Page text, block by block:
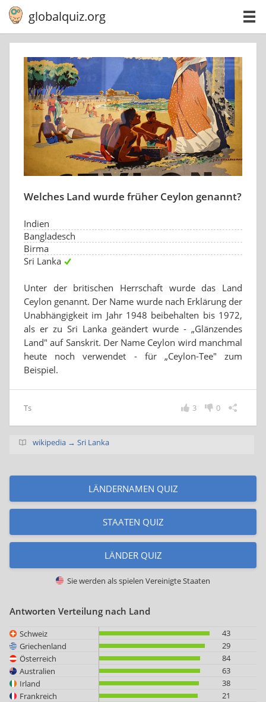
globalquiz.org
Welches Land wurde früher Ceylon genannt?
Indien
Bangladesch
Birma
Sri Lanka
Unter der britischen Herrschaft wurde das Land
Ceylon genannt. Der Name wurde nach Erklärung der
Unabhängigkeit im Jahr 1948 beibehalten bis 1972,
als er zu Sri Lanka geändert wurde - „Glänzendes
Land" auf Sanskrit. Der Name Ceylon wird manchmal
heute noch verwendet - für „Ceylon-Tee" zum
Beispiel.
Ts 0
3
wikipedia → Sri Lanka
LÄNDERNAMEN QUIZ
STAATEN QUIZ
LÄNDER QUIZ
Sie werden als spielen Vereinigte Staaten
Antworten Verteilung nach Land
Schweiz
43
Griechenland
29
Österreich
84
Australien
63
Irland
38
Frankreich
21